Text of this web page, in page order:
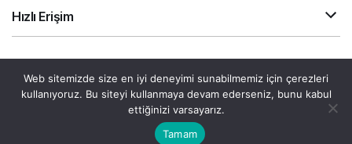
Hızlı Erişim
© Telif Hakkı 2026, Tüm Hakları Saklıdır.
Web sitemizde size en iyi deneyimi sunabilmemiz için çerezleri
kullanıyoruz. Bu siteyi kullanmaya devam ederseniz, bunu kabul
ettiğinizi varsayarız.
Tamam